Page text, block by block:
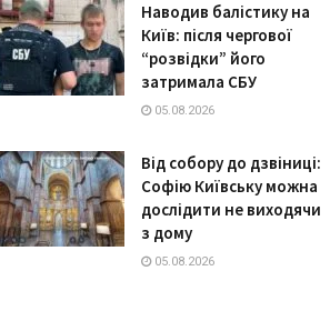
Наводив балістику на
Київ: після чергової
“розвідки” його
затримала СБУ
05.08.2026
Від собору до дзвіниці:
Софію Київську можна
дослідити не виходячи
з дому
05.08.2026